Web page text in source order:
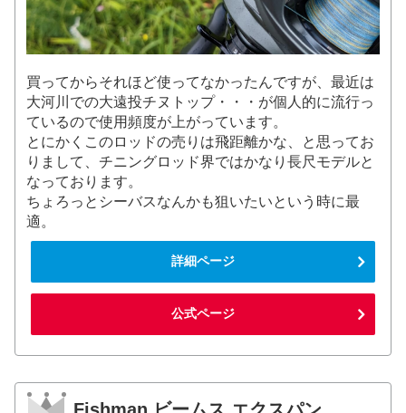
買ってからそれほど使ってなかったんですが、最近は
大河川での大遠投チヌトップ・・・が個人的に流行っ
ているので使用頻度が上がっています。
とにかくこのロッドの売りは飛距離かな、と思ってお
りまして、チニングロッド界ではかなり長尺モデルと
なっております。
ちょろっとシーバスなんかも狙いたいという時に最
適。
詳細ページ
公式ページ